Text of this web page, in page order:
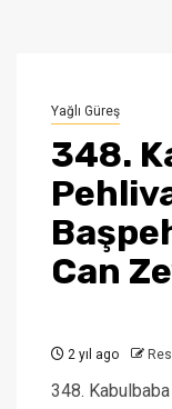
Yağlı Güreş
348.
Can
2 yıl ago
348.